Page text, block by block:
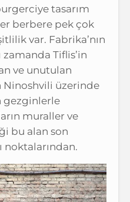
tasarım
berbere pek çok
var. Fabrika’nın
Tiflis’in
ve unutulan
üzerinde
gezginlerle
muraller ve
bu alan son
noktalarından.